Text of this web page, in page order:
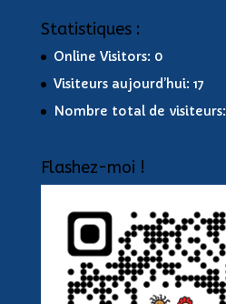
Statistiques :
Online Visitors: 0
Visiteurs aujourd’hui: 17
Nombre total de visiteurs:
Flashez-moi !